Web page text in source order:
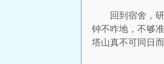
回到宿舍，
钟不咋地，不够
塔山真不可同日而